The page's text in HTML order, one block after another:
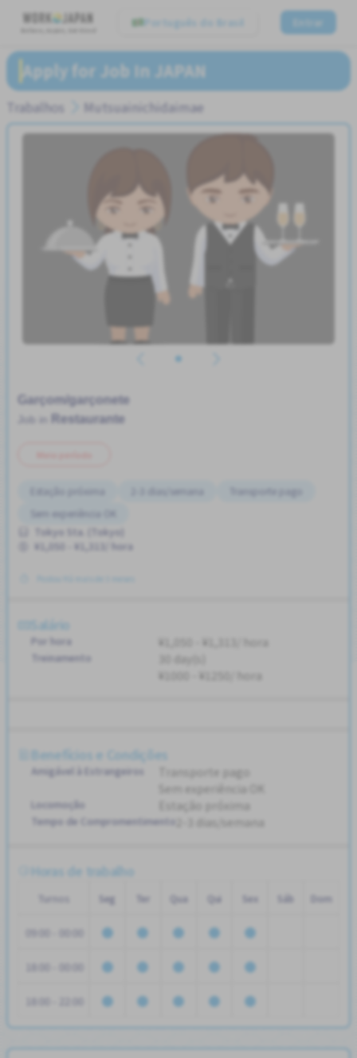
Português do Brasil Entrar
Apply for Job In JAPAN
Trabalhos Mutsuainichidaimae
Garçom/garçonete
Restaurante
2-3 dias/semana
Transporte pago
Sem experiência OK
Tokyo Sta. (Tokyo)
¥1,050 - ¥1,313/ hora
Salário
Por hora ¥1,050 - ¥1,313/ hora
Treinamento
30 day(s)
¥1000 - ¥1250/ hora
Benefícios e Condições
Amigável à Estrangeiros
Transporte pago
Sem experiência OK
Locomoção Estação próxima
Tempo de Compromentimento 2-3 dias/semana
Horas de trabalho
Turnos Seg Ter Qua Qui Sex Sáb Dom